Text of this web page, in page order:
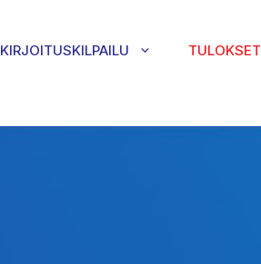
KIRJOITUSKILPAILU TULOKSET